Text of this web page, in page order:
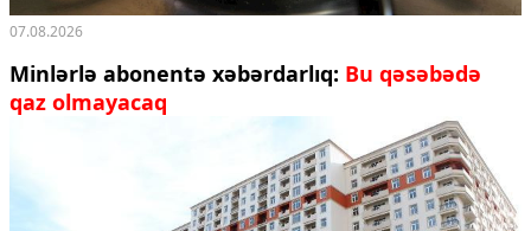
07.08.2026
Minlərlə abonentə xəbərdarlıq: Bu qəsəbədə
qaz olmayacaq